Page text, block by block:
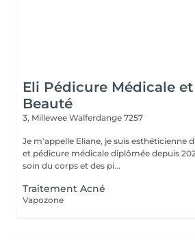
Eli Pédicure Médicale et
Beauté
3, Millewee Walferdange 7257
Je m'appelle Eliane, je suis esthéticienne
et pédicure médicale diplômée depuis
soin du corps et des pi...
Traitement Acné
Vapozone